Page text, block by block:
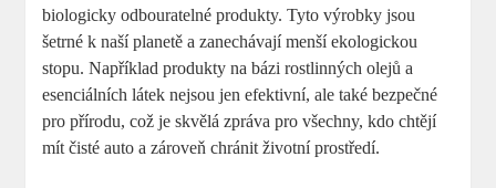
biologicky odbouratelné produkty. Tyto výrobky jsou
šetrné k naší planetě a zanechávají menší ekologickou
stopu. Například produkty na bázi rostlinných olejů a
esenciálních látek nejsou jen efektivní, ale také bezpečné
pro přírodu, což je skvělá zpráva pro všechny, kdo chtějí
mít čisté auto a zároveň chránit životní prostředí.